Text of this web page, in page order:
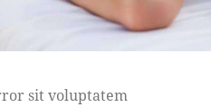
sit voluptatem